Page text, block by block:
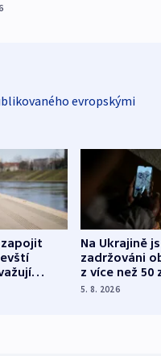
evropskými
zapojit
Na Ukrajině
zadržováni
z více než 50
Bojovali na
5. 8. 2026